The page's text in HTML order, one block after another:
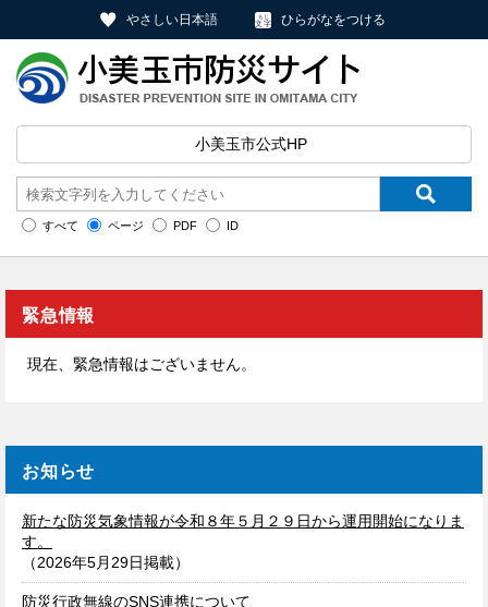
やさしい日本語 ひらがなをつける
小美玉市公式HP
すべて ページ PDF ID
緊急情報
現在、緊急情報はございません。
お知らせ
新たな防災気象情報が令和８年５月２９日から運用開始になりま
す。
（2026年5月29日掲載）
防災行政無線のSNS連携について